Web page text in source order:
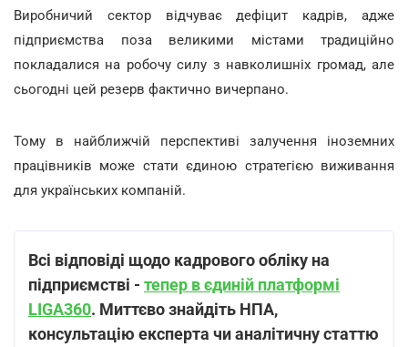
Виробничий сектор відчуває дефіцит кадрів, адже
підприємства поза великими містами традиційно
покладалися на робочу силу з навколишніх громад, але
сьогодні цей резерв фактично вичерпано.
Тому в найближчій перспективі залучення іноземних
працівників може стати єдиною стратегією виживання
для українських компаній.
Всі відповіді щодо кадрового обліку на
підприємстві - тепер в єдиній платформі
LIGA360. Миттєво знайдіть НПА,
консультацію експерта чи аналітичну статтю